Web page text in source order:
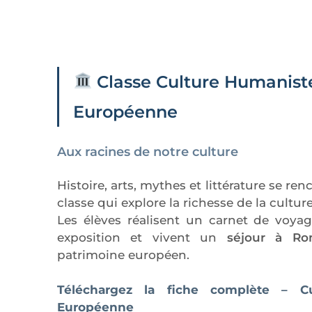
Classe Culture
Européenne
Aux racines de notre culture
Histoire, arts, mythes et littérature se
classe qui explore la richesse de la
Les élèves réalisent un carnet de
exposition et vivent un séjour à
patrimoine européen.
Téléchargez la fiche complète –
Européenne